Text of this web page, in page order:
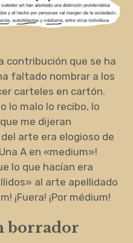
contribución que se ha
faltado nombrar a los
carteles en cartón.
lo malo lo recibo, lo
me dijeran
arte era elogioso de
A en «medium»!
lo que hacían era
al arte apellidado
¡Fuera! ¡Por médium!
borrador